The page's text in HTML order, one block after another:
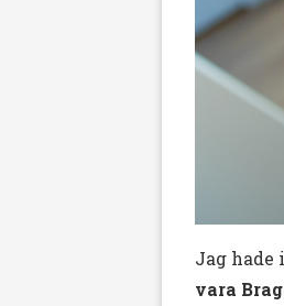
Jag
vara